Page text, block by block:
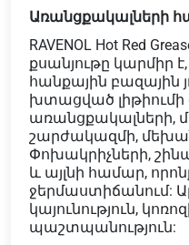
Առանցքակալների
RAVENOL Hot Red
քսանյութը կարմիր
հանքային բազային
խտացված
առանցքակալների,
շարժակազմի,
Փոխակրիչների,
և այլնի համար,
ջերմաստիճանում:
կայունություն,
պաշտպանություն: